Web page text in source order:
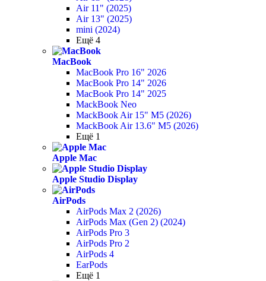
Air 11" (2025)
Air 13" (2025)
mini (2024)
Ещё 4
MacBook
MacBook Pro 16" 2026
MacBook Pro 14" 2026
MacBook Pro 14" 2025
MackBook Neo
MackBook Air 15" M5 (2026)
MackBook Air 13.6" M5 (2026)
Ещё 1
Apple Mac
Apple Studio Display
AirPods
AirPods Max 2 (2026)
AirPods Max (Gen 2) (2024)
AirPods Pro 3
AirPods Pro 2
AirPods 4
EarPods
Ещё 1